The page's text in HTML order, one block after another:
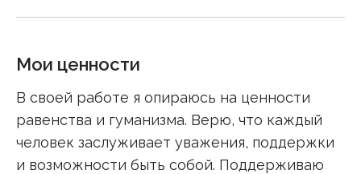
Мои ценности
В своей работе я опираюсь на ценности
равенства и гуманизма. Верю, что каждый
человек заслуживает уважения, поддержки
и возможности быть собой. Поддерживаю